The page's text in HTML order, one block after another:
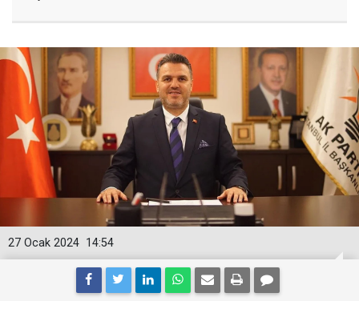
14:54
27 Ocak 2024